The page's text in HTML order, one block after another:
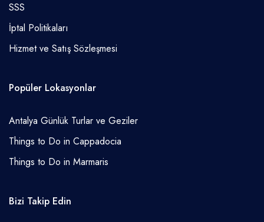
SSS
İptal Politikaları
Hizmet ve Satış Sözleşmesi
Popüler Lokasyonlar
Antalya Günlük Turlar ve Geziler
Things to Do in Cappadocia
Things to Do in Marmaris
Bizi Takip Edin